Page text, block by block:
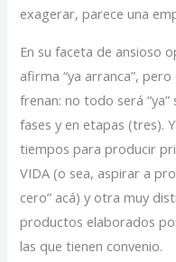
exagerar, parece una
En su faceta de ansioso
afirma “ya arranca”,
frenan: no todo será
fases y en etapas (tres).
tiempos para producir
VIDA (o sea, aspirar a
cero” acá) y otra muy
productos elaborados
las que tienen convenio.